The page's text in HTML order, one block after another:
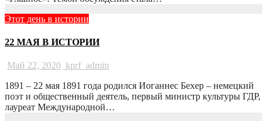
Этот день в истории
22 МАЯ В ИСТОРИИ
Май 22, 2020 kprf_admin
1891 – 22 мая 1891 года родился Иоганнес Бехер – немецкий
поэт и общественный деятель, первый министр культуры ГДР,
лауреат Международной…